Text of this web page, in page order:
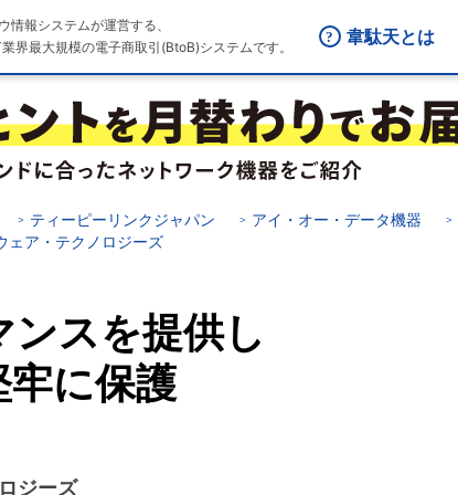
情報システムが運営する、
界最大規模の電子商取引(BtoB)システムです。
韋駄天とは
ティーピーリンクジャパン アイ・オー・データ機器
ェア・テクノロジーズ
スを提供し
に保護
ジーズ